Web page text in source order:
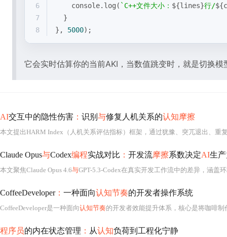
6
console.log( `C++文件大小： ${lines}行/
7
  }
8
}, 5000);
它会实时估算你的当前AKI，当数值跳变时，就是切换模
AI交互中的隐性伤害 ： 识别 与修复人机关系的认知摩擦
本文提出HARM Index（人机关系评估指标）框架，通过犹豫、突兀退出、重
Claude Opus与Codex编程实战对比 ： 开发流摩擦系数决定AI生
本文聚焦Claude Opus 4.6与GPT-5.3-Codex在真实开发工作流中的差异，涵盖环境部署（本地推理引擎vs VS Code插
CoffeeDeveloper： 一种面向认知节奏的开发者操作系统
CoffeeDeveloper是一种面向认知节奏的开发者效能提升体系，核心是将咖啡
程序员的内在状态管理 ： 从认知负荷到工程化宁静